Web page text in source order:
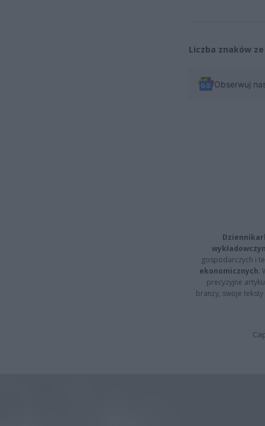
Liczba znaków
Obserwuj
gospodarczych i
ekonomicznych.
precyzyjne
branży, swoje